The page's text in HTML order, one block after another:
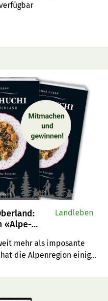
«Alpe-
mehr als imposante
die Alpenregion einiges
vom Weber Verlag.
Landleben